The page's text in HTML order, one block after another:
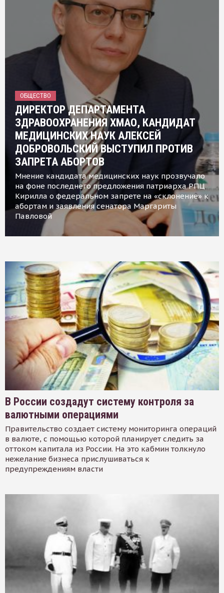
ОБЩЕСТВО
ДИРЕКТОР ДЕПАРТАМЕНТА
ЗДРАВООХРАНЕНИЯ ХМАО, КАНДИДАТ
МЕДИЦИНСКИХ НАУК АЛЕКСЕЙ
ДОБРОВОЛЬСКИЙ ВЫСТУПИЛ ПРОТИВ
ЗАПРЕТА АБОРТОВ
Мнение кандидата медицинских наук прозвучало
на фоне последнего предложения патриарха РПЦ
Кирилла о федеральном запрете на «склонение» к
абортам и заявления сенатора Маргариты
Павловой
В России создадут систему контроля за
валютными операциями
Правительство создает систему мониторинга операций
в валюте, с помощью которой планирует следить за
оттоком капитала из России. На это кабмин толкнуло
нежелание бизнеса прислушиваться к
предупреждениям власти